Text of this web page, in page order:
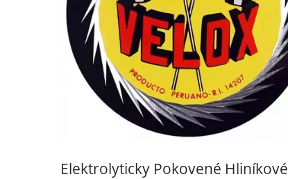
Elektrolyticky Pokovené Hliníkové